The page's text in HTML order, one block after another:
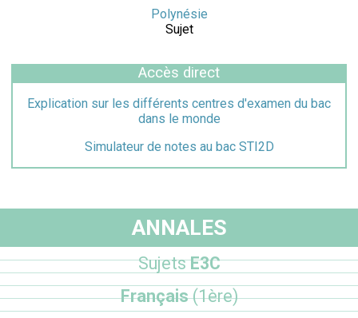
Polynésie
Sujet
Accès direct
Explication sur les différents centres d'examen du bac
dans le monde
Simulateur de notes au bac STI2D
ANNALES
SujetsE3C
Français(1ère)